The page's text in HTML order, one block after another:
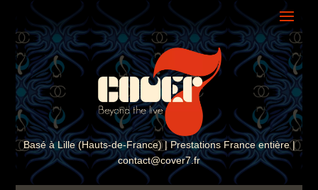
Basé à Lille (Hauts-de-France) | Prestations France entière |
contact@cover7.fr
ASSISTANT COVER7
En ligne · Réponse instantanée